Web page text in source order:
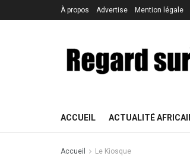
À propos Advertise Mention légale
ACCUEIL ACTUALITÉ
Accueil Le Kiosque